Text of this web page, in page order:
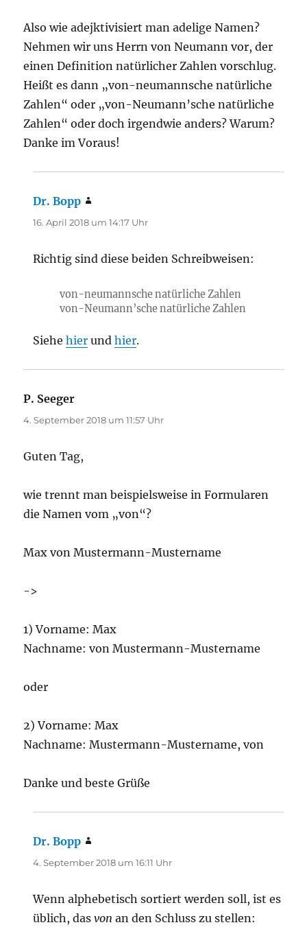
Also wie adejktivisiert man adelige Namen?
Nehmen wir uns Herrn von Neumann vor, der
einen Definition natürlicher Zahlen vorschlug.
Heißt es dann „von-neumannsche natürliche
Zahlen“ oder „von-Neumann’sche natürliche
Zahlen“ oder doch irgendwie anders? Warum?
Danke im Voraus!
Dr. Bopp
16. April 2018 um 14:17 Uhr
Richtig sind diese beiden Schreibweisen:
von-neumannsche natürliche Zahlen
von-Neumann’sche natürliche Zahlen
Siehehier undhier.
P. Seeger
4. September 2018 um 11:57 Uhr
Guten Tag,
wie trennt man beispielsweise in Formularen
die Namen vom „von“?
Max von Mustermann-Mustername
->
1) Vorname: Max
Nachname: von Mustermann-Mustername
oder
2) Vorname: Max
Nachname: Mustermann-Mustername, von
Danke und beste Grüße
Dr. Bopp
4. September 2018 um 16:11 Uhr
Wenn alphebetisch sortiert werden soll, ist es
üblich, dasvon an den Schluss zu stellen: